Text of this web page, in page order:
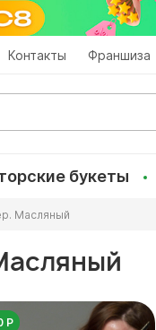
Контакты Франшиза
букеты
Масляный
Р